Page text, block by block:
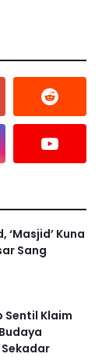
‘Masjid’ Kuna
Sang
Sentil Klaim